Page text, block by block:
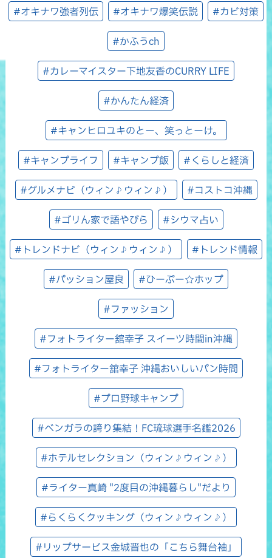
#オキナワ強者列伝 #オキナワ爆笑伝説 #カビ対策
#かふうch
#カレーマイスター下地友香のCURRY LIFE
#かんたん経済
#キャンヒロユキのとー、笑っとーけ。
#キャンプライフ #キャンプ飯 #くらしと経済
#グルメナビ（ウィン♪ウィン♪） #コストコ沖縄
#ゴリん家で語やびら #シウマ占い
#トレンドナビ（ウィン♪ウィン♪） #トレンド情報
#パッション屋良 #ひーぷー☆ホップ
#ファッション
#フォトライター舘幸子 スイーツ時間in沖縄
#フォトライター舘幸子 沖縄おいしいパン時間
#プロ野球キャンプ
#ベンガラの誇り集結！FC琉球選手名鑑2026
#ホテルセレクション（ウィン♪ウィン♪）
#ライター真崎 "2度目の沖縄暮らし"だより
#らくらくクッキング（ウィン♪ウィン♪）
#リップサービス金城晋也の「こちら舞台袖」